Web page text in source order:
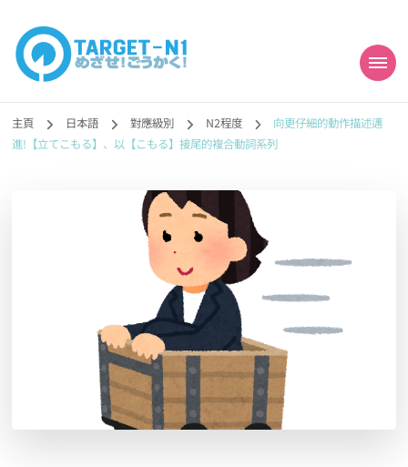
目標!!日本語能力試
N1合格
勉強コンテンツも追加予定!!】
主頁 日本語 對應級別 N2程度
向更仔細的動作描述邁
進!【立てこもる】、以【こもる】接尾的複合動詞系列